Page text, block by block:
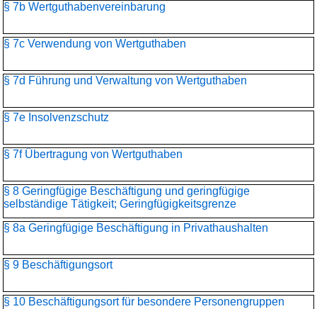
§ 7b Wertguthabenvereinbarung
§ 7c Verwendung von Wertguthaben
§ 7d Führung und Verwaltung von Wertguthaben
§ 7e Insolvenzschutz
§ 7f Übertragung von Wertguthaben
§ 8 Geringfügige Beschäftigung und geringfügige
selbständige Tätigkeit; Geringfügigkeitsgrenze
§ 8a Geringfügige Beschäftigung in Privathaushalten
§ 9 Beschäftigungsort
§ 10 Beschäftigungsort für besondere Personengruppen